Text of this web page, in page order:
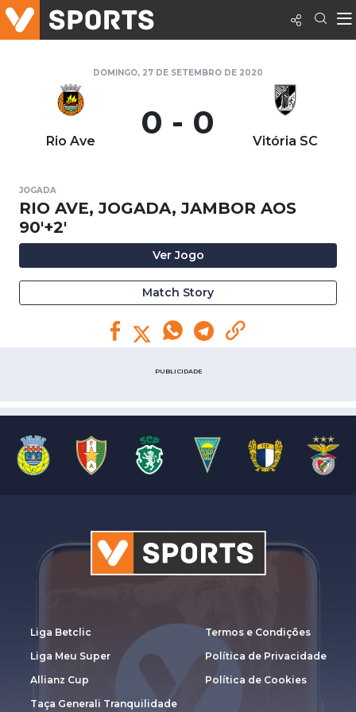
DOMINGO, 27 DE SETEMBRO DE 2020
Rio Ave 0 - 0 Vitória SC
JOGADA
RIO AVE, JOGADA, JAMBOR AOS
90'+2'
Ver Jogo
Match Story
PUBLICIDADE
Liga Betclic
Liga Meu Super
Allianz Cup
Taça Generali Tranquilidade
Termos e Condições
Política de Privacidade
Política de Cookies